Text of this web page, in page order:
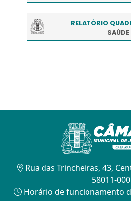
RELATÓRIO
SAÚDE
Rua das Trincheiras, 43,
58011-000
Horário de funcionamento